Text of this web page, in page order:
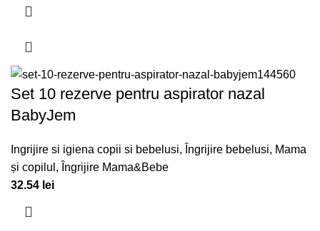
Set 10 rezerve pentru aspirator nazal
BabyJem
Ingrijire si igiena copii si bebelusi, Îngrijire bebelusi, Mama
și copilul , Îngrijire Mama&Bebe
32.54 lei